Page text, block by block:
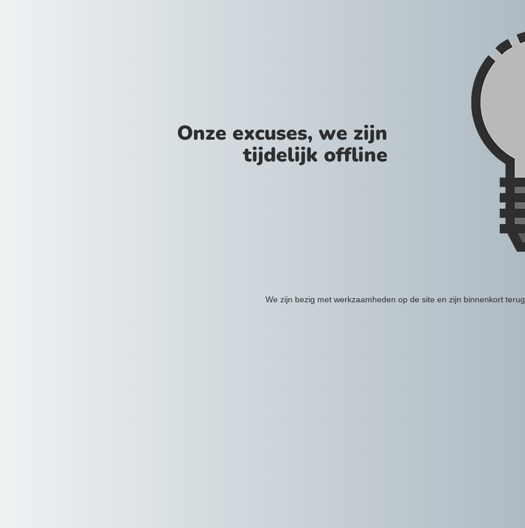
Onze excuses, we zijn
tijdelijk offline
We zijn bezig met werkzaamheden op de site en zijn binnenkort terug.